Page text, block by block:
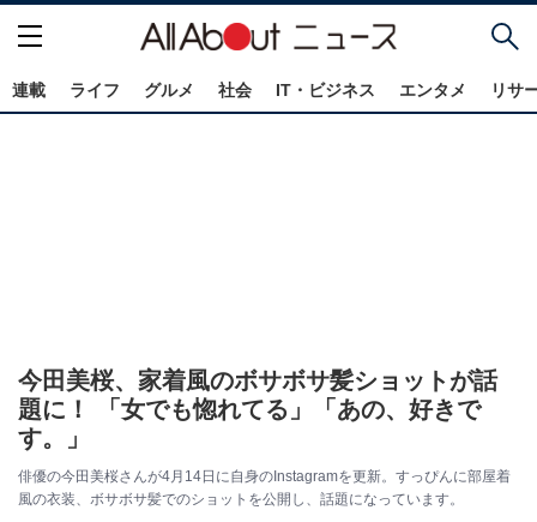
連載 ライフ グルメ 社会 IT・ビジネス エンタメ リサ
今田美桜、家着風のボサボサ髪ショットが話
題に！ 「女でも惚れてる」「あの、好きで
す。」
俳優の今田美桜さんが4月14日に自身のInstagramを更新。すっぴんに部屋着
風の衣装、ボサボサ髪でのショットを公開し、話題になっています。